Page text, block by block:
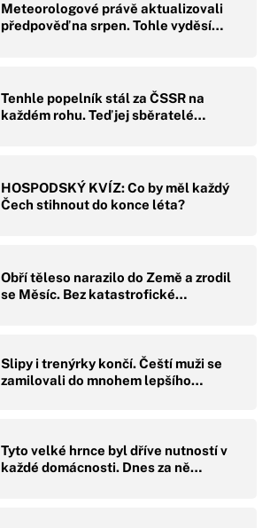
Meteorologové právě aktualizovali
předpověď na srpen. Tohle vyděsí…
Tenhle popelník stál za ČSSR na
každém rohu. Teď jej sběratelé…
HOSPODSKÝ KVÍZ: Co by měl každý
Čech stihnout do konce léta?
Obří těleso narazilo do Země a zrodil
se Měsíc. Bez katastrofické…
Slipy i trenýrky končí. Čeští muži se
zamilovali do mnohem lepšího…
Tyto velké hrnce byl dříve nutností v
každé domácnosti. Dnes za ně…